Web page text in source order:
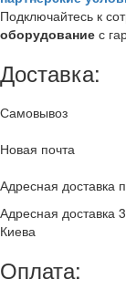
Подключайтесь к
оборудование с
Доставка:
Самовывоз
Новая почта
Адресная доставка
Адресная доставка
Киева
Оплата: